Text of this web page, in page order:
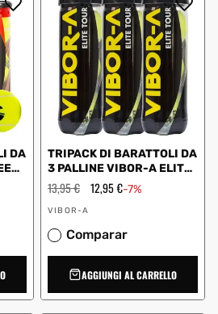
DA
TRIPACK DI BARATTOLI DA
3 PALLINE VIBOR-A ELITE
TOUR 0013734
Prezzo
regolare
13,95 € Prezzo
scontato
12,95 €-7%
Fornitore:
VIBOR-A
Comparar
AGGIUNGI AL CARRELLO